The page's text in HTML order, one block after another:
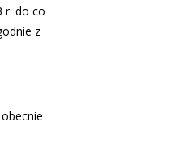
r. do co
z